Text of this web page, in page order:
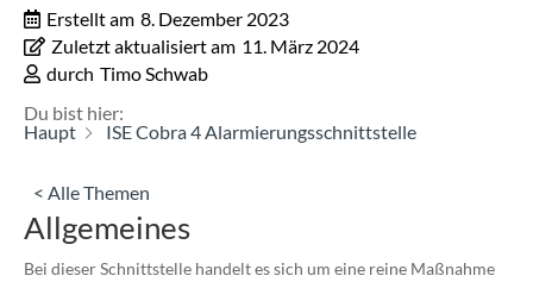
Erstellt am 8. Dezember 2023
Zuletzt aktualisiert am 11. März 2024
durch Timo Schwab
Du bist hier:
Haupt
ISE Cobra 4 Alarmierungsschnittstelle
< Alle Themen
Allgemeines
Bei dieser Schnittstelle handelt es sich um eine reine Maßnahme